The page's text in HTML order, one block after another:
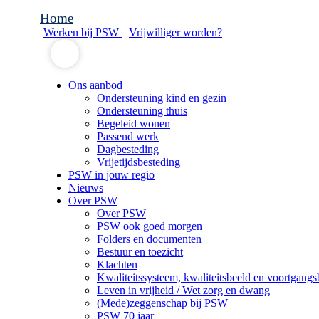
Home
Werken bij PSW Vrijwilliger worden?
Ons aanbod
Ondersteuning kind en gezin
Ondersteuning thuis
Begeleid wonen
Passend werk
Dagbesteding
Vrijetijdsbesteding
PSW in jouw regio
Nieuws
Over PSW
Over PSW
PSW ook goed morgen
Folders en documenten
Bestuur en toezicht
Klachten
Kwaliteitssysteem, kwaliteitsbeeld en
Leven in vrijheid / Wet zorg en dwang
(Mede)zeggenschap bij PSW
PSW 70 jaar